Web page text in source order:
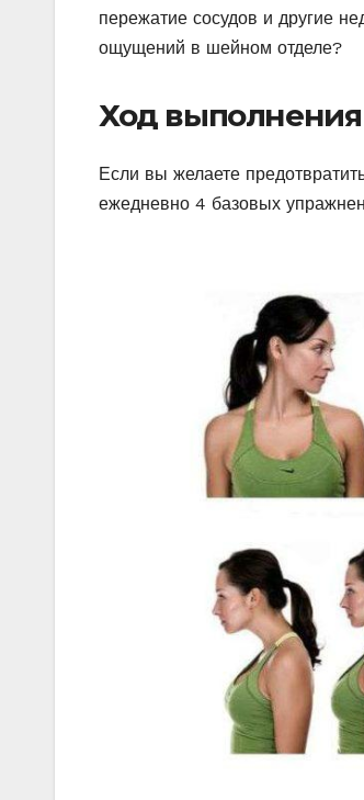
пережатие сосудов и другие
ощущений в шейном отделе?
Ход
Если вы желаете
ежедневно 4 базовых